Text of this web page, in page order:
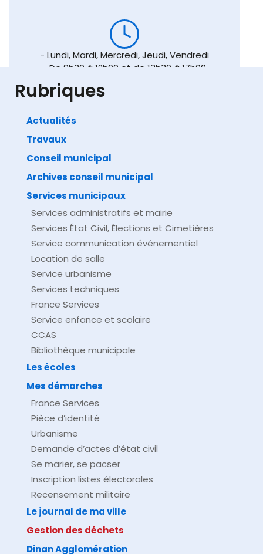
- Lundi, Mardi, Mercredi, Jeudi, Vendredi
- De 8h30 à 12h00 et de 13h30 à 17h00
Rubriques
Actualités
Travaux
Conseil municipal
Archives conseil municipal
Services municipaux
Services administratifs et mairie
Services État Civil, Élections et Cimetières
Service communication événementiel
Location de salle
Service urbanisme
Services techniques
France Services
Service enfance et scolaire
CCAS
Bibliothèque municipale
Les écoles
Mes démarches
France Services
Pièce d’identité
Urbanisme
Demande d’actes d’état civil
Se marier, se pacser
Inscription listes électorales
Recensement militaire
Le journal de ma ville
Gestion des déchets
Dinan Agglomération